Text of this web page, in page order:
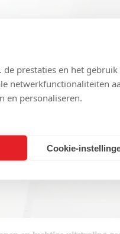
prestaties en het gebruik
netwerkfunctionaliteiten
en personaliseren.
Cookie-